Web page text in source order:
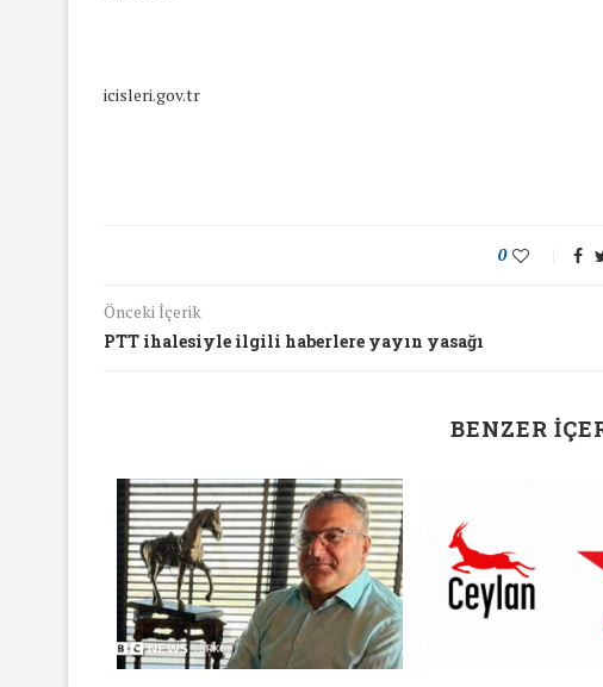
icisleri.gov.tr
0
Önceki İçerik
PTT ihalesiyle ilgili haberlere yayın yasağı
BENZER